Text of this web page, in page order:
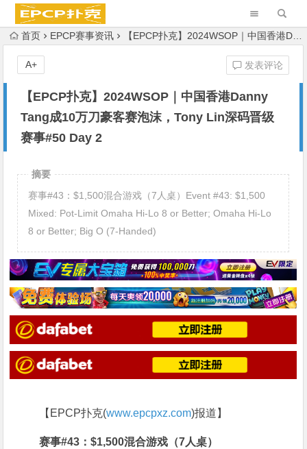
首页 EPCP赛事资讯 【EPCP扑克】2024WSOP｜中国香港Danny Tang成10万刀豪客赛泡沫，Tony Lin深码晋级赛事#50 Day 2
【EPCP扑克】2024WSOP｜中国香港Danny
Tang成10万刀豪客赛泡沫，Tony Lin深码晋级
赛事#50 Day 2
发表评论
A+
摘要
赛事#43：$1,500混合游戏（7人桌）Event #43: $1,500
Mixed: Pot-Limit Omaha Hi-Lo 8 or Better; Omaha Hi-Lo
8 or Better; Big O (7-Handed)
【EPCP扑克(www.epcpxz.com)报道】
赛事#43：$1,500混合游戏（7人桌）